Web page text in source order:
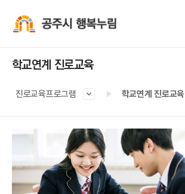
학교연계 진로교육
진로교육프로그램 학교연계 진로교육